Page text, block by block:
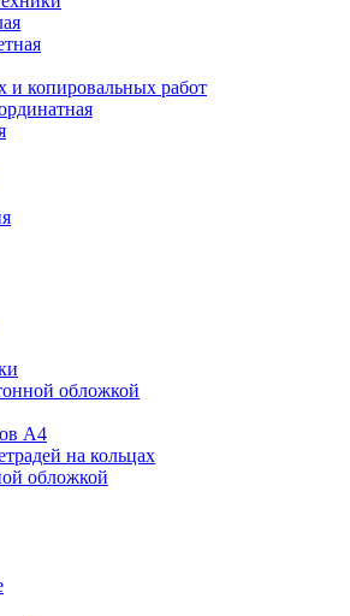
и копировальных работ
обложкой
А4
на кольцах
обложкой